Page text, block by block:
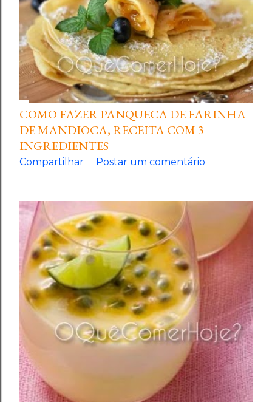
COMO FAZER PANQUECA DE FARINHA
DE MANDIOCA, RECEITA COM 3
INGREDIENTES
Compartilhar Postar um comentário